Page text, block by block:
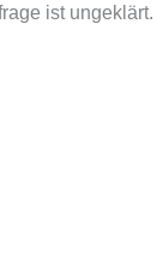
ist ungeklärt.